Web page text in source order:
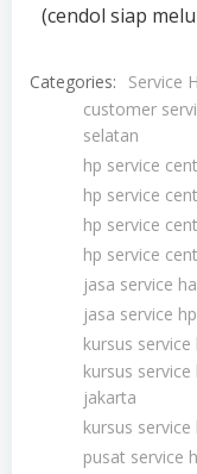
(cendol siap
Categories: Service
customer
selatan
hp service
hp service
hp service
hp service
jasa service
jasa service
kursus
kursus
jakarta
kursus
pusat service